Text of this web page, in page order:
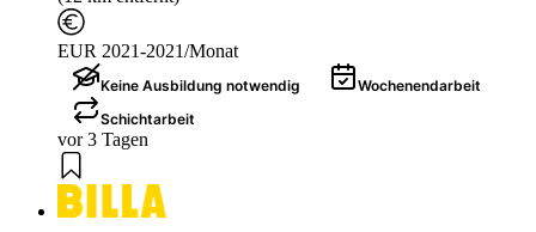
EUR 2021-2021/Monat
Keine Ausbildung notwendig
Wochenendarbeit
Schichtarbeit
vor 3 Tagen